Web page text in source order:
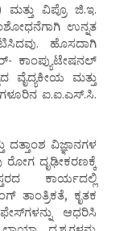
ವಿಪ್ರೊ ಜಿ.ಇ.
ಉನ್ನತ
ಹೊಸದಾಗಿ
ಕಾಂಪ್ಯುಟೇಷನಲ್‌
ವೈದ್ಯಕೀಯ ಮತ್ತು
ಐ.ಐ.ಎಸ್‌.ಸಿ.
ವಿಜ್ಞಾನಗಳ
ರೋಗ ದೃಢೀಕರಣಕ್ಕೆ
ಕಾರ್ಯದಲ್ಲಿ
ತಾಂತ್ರಿಕತೆ, ಕೃತಕ
ಆಧರಿಸಿ